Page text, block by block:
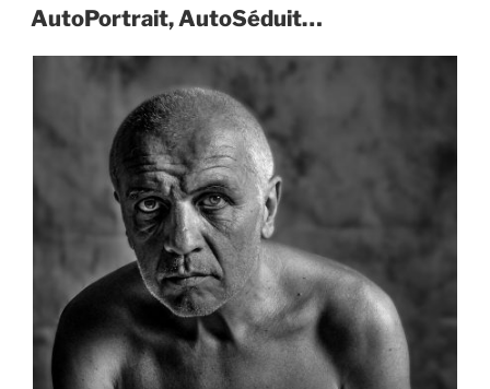
LE
AutoPortrait, AutoSéduit…